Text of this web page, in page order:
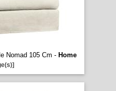
Nomad 105 Cm - Home